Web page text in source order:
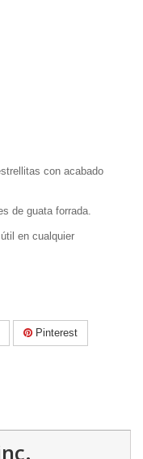
con acabado
de guata forrada.
en cualquier
Pinterest